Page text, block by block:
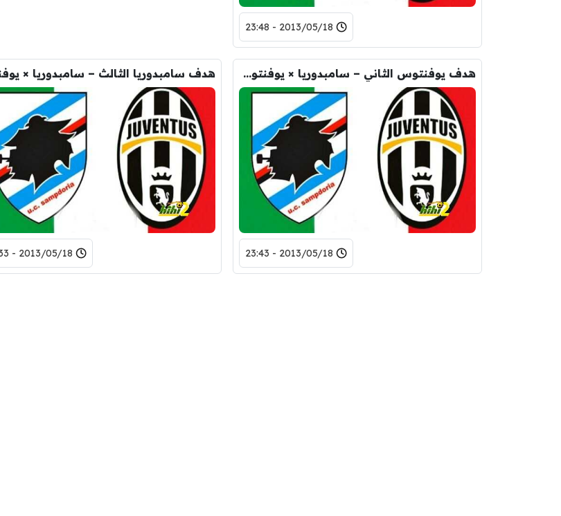
2013/05/18 - 23:48
هدف يوفنتوس الثاني – سامبدوريا × يوفنتوس – (الدوري الايطالي) 18/05/2013
2013/05/18 - 23:43
2013/05/18 - 23:33